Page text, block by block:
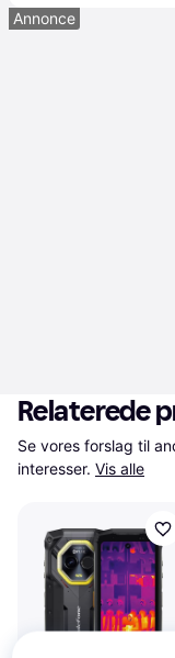
Annonce
Relaterede
Se vores forslag til
interesser. Vis alle